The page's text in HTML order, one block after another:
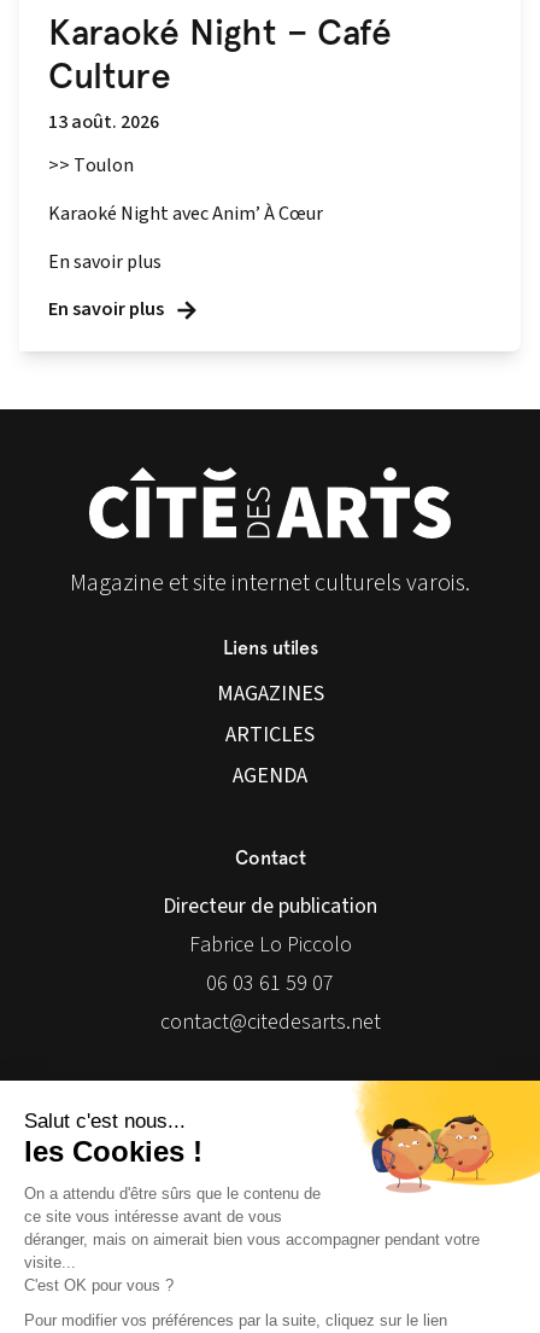
Karaoké Night – Café
Culture
13 août. 2026
>> Toulon
Karaoké Night avec Anim’ À Cœur
En savoir plus
En savoir plus
Magazine et site internet culturels varois.
Liens utiles
MAGAZINES
ARTICLES
AGENDA
Contact
Directeur de publication
Fabrice Lo Piccolo
06 03 61 59 07
contact@citedesarts.net